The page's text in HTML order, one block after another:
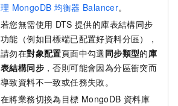
理 MongoDB 均衡器 Balancer。
若您無需使用 DTS 提供的庫表結構同步
功能（例如目標端已配置好資料分區），
請勿在對象配置頁面中勾選同步類型的庫
表結構同步 ，否則可能會因為分區衝突而
導致資料不一致或任務失敗。
在將業務切換為目標 MongoDB 資料庫